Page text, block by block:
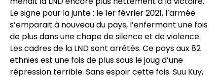
Le signe pour la junte : le 1er février 2021, l’armée
s’emparait à nouveau du pays, l’enfermant une fois
de plus dans une chape de silence et de violence.
Les cadres de la LND sont arrêtés. Ce pays aux 82
ethnies est une fois de plus sous le joug d’une
répression terrible. Sans espoir cette fois. Suu Kuy,